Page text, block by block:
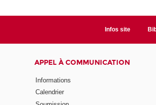
Infos site
APPEL À COMMUNICATION
Informations
Calendrier